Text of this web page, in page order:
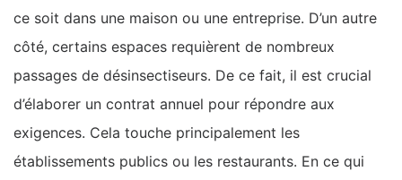
ce soit dans une maison ou une entreprise. D’un autre
côté, certains espaces requièrent de nombreux
passages de désinsectiseurs. De ce fait, il est crucial
d’élaborer un contrat annuel pour répondre aux
exigences. Cela touche principalement les
établissements publics ou les restaurants. En ce qui